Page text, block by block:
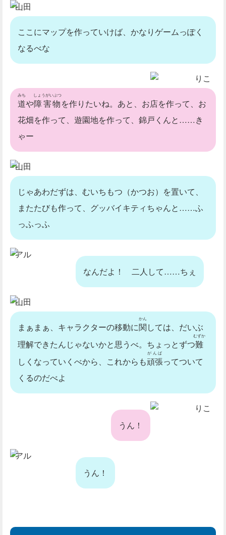
//キーボードがはなされたときに呼び出される関
function
37 left
up =
if
39 right
if( key_code === 40 ) key.down
}
山田
ここにマップを作っていけば、かなりゲームっぽく
なるべな
りこ
道
みち
や障害物
しょうがいぶつ
を作りたいね。あと、お店を作って、お
花畑を作って、遊園地を作って、錦戸くんと……き
ゃー
山田
じゃあわだずは、むいちもつ（かつお）を置いて、
またたびも作って、グッバイキティちゃんと……ふ
っふっふ
アル
なんだよ！ 二人して……ちぇ
山田
まぁまぁ、キャラクターの移動に関
かん
しては、だいぶ
理解できたんじゃないかと思うべ。ちょっとずつ難
むずか
しくなっていくべから、これからも頑張
がんば
ってついて
くるのだべよ
りこ
うん！
アル
うん！